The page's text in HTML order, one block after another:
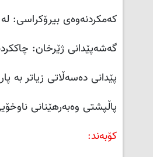
کەمکردنەوەی بیرۆکراسی:
گەشەپێدانی ژێرخان:
پێدانی دەسەڵاتی زیاتر بە
پاڵپشتی وەبەرهێنانی
کۆبەند: